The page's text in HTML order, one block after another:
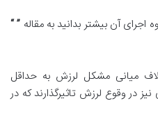
اجرای آن بیشتر بدانید به مقاله ” “
میانی مشکل لرزش به حداقل
در وقوع لرزش تاثیرگذارند که در